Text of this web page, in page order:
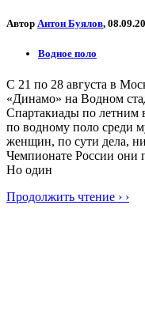
Автор Антон Буялов,
Водное поло
С 21 по 28 августа в
«Динамо» на Водном
Спартакиады по летним
по водному поло среди
женщин, по сути дела,
Чемпионате России они
Но один
Продолжить чтение › ›